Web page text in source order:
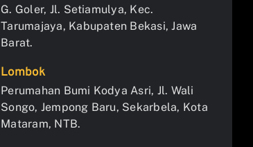
G. Goler, Jl. Setiamulya, Kec.
Tarumajaya, Kabupaten Bekasi, Jawa
Barat.
Lombok
Perumahan Bumi Kodya Asri, Jl. Wali
Songo, Jempong Baru, Sekarbela, Kota
Mataram, NTB.